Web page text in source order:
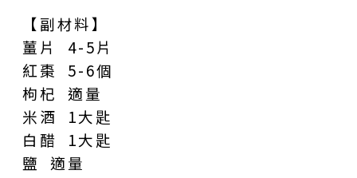
【副材料】
薑片 4-5片
紅棗 5-6個
枸杞 適量
米酒 1大匙
白醋 1大匙
鹽 適量